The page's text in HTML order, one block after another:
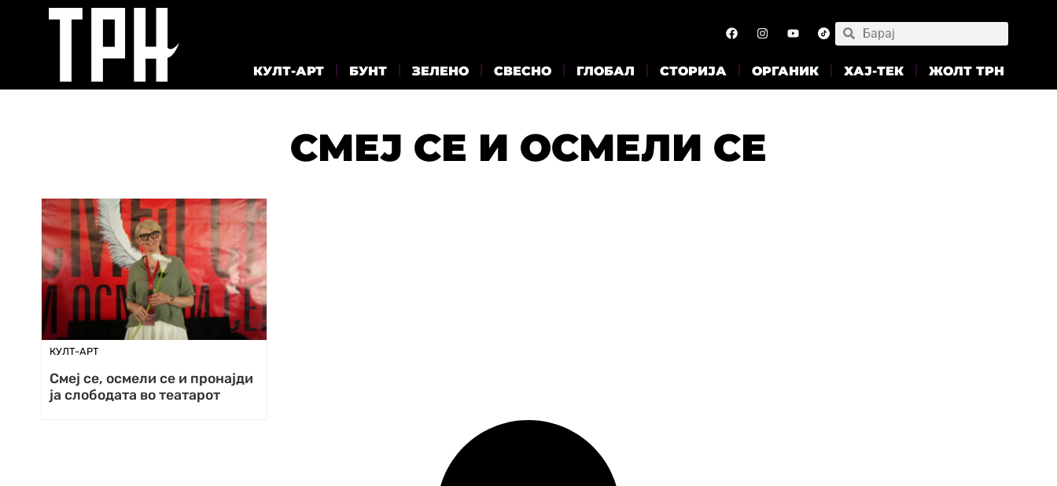
КУЛТ-АРТ БУНТ ЗЕЛЕНО СВЕСНО ГЛОБАЛ СТОРИЈА ОРГАНИК ХАЈ-ТЕК ЖОЛТ ТРН
СМЕЈ СЕ И ОСМЕЛИ СЕ
КУЛТ-АРТ
Смеј се, осмели се и пронајди
ја слободата во театарот